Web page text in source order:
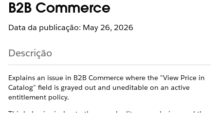
B2B Commerce
Data da publicação: May 26, 2026
Descrição
Explains an issue in B2B Commerce where the "View Price in
Catalog" field is grayed out and uneditable on an active
entitlement policy.
This behavior is due to the record edit screen design, and the